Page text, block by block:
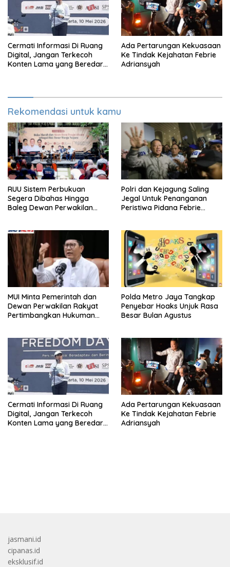
Cermati Informasi Di Ruang
Digital, Jangan Terkecoh
Konten Lama yang Beredar
Ada Pertarungan Kekuasaan
Ke Tindak Kejahatan Febrie
Adriansyah
Rekomendasi untuk kamu
RUU Sistem Perbukuan
Segera Dibahas Hingga
Baleg Dewan Perwakilan
Polri dan Kejagung Saling
Jegal Untuk Penanganan
Peristiwa Pidana Febrie
MUI Minta Pemerintah dan
Dewan Perwakilan Rakyat
Pertimbangkan Hukuman
Polda Metro Jaya Tangkap
Penyebar Hoaks Unjuk Rasa
Besar Bulan Agustus
Cermati Informasi Di Ruang
Digital, Jangan Terkecoh
Konten Lama yang Beredar
Ada Pertarungan Kekuasaan
Ke Tindak Kejahatan Febrie
Adriansyah
jasmani.id
cipanas.id
eksklusif.id